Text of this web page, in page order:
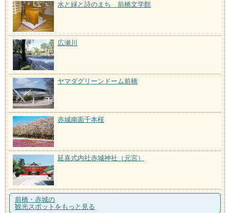
水と緑と詩のまち 前橋文学館
広瀬川
ヤマダグリーンドーム前橋
赤城南面千本桜
延喜式内社赤城神社（元宮）
前橋・赤城の
観光スポットをもっと見る